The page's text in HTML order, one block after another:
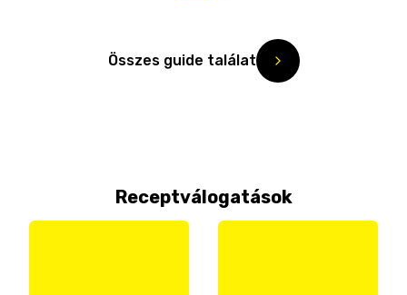
Összes guide találat
Receptválogatások